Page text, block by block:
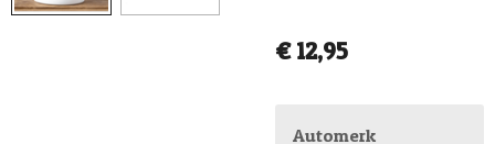
€ 12,95
Automerk